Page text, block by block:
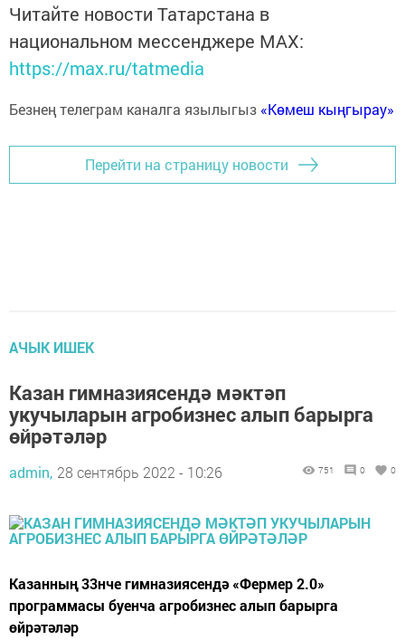
Читайте новости Татарстана в
национальном мессенджере MАХ:
https://max.ru/tatmedia
Безнең телеграм каналга язылыгыз «Көмеш кыңгырау»
Перейти на страницу новости
АЧЫК ИШЕК
Казан гимназиясендә мәктәп
укучыларын агробизнес алып барырга
өйрәтәләр
admin, 28 сентябрь 2022 - 10:26 751 0 0
Казанның 33нче гимназиясендә «Фермер 2.0»
программасы буенча агробизнес алып барырга
өйрәтәләр